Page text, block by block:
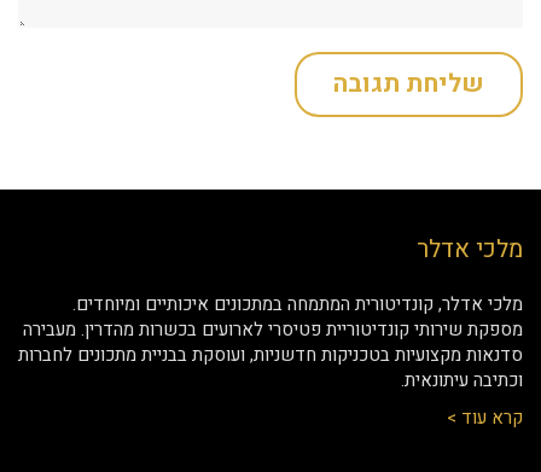
מלכי אדלר
מלכי אדלר, קונדיטורית המתמחה במתכונים איכותיים ומיוחדים.
מספקת שירותי קונדיטוריית פטיסרי לארועים בכשרות מהדרין. מעבירה
סדנאות מקצועיות בטכניקות חדשניות, ועוסקת בבניית מתכונים לחברות
וכתיבה עיתונאית.
קרא עוד >